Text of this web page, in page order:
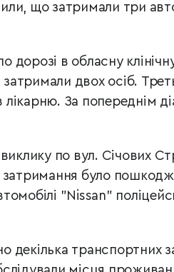
що затримали три
дорозі в обласну
двох осіб.
За попереднім
по вул. Січових
затримання було
"Nissan"
декілька транспортних